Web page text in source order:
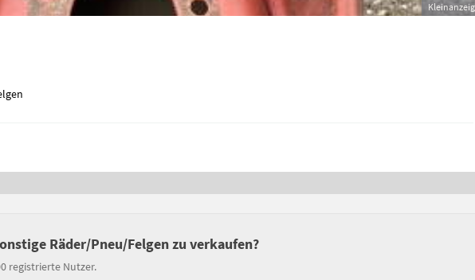
Räder/Pneu/Felgen zu verkaufen?
registrierte Nutzer.